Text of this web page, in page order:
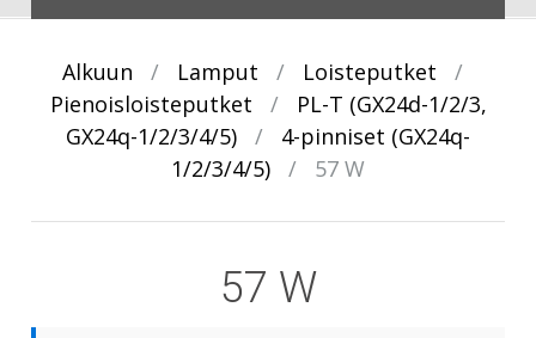
Alkuun / Lamput / Loisteputket
/
Pienoisloisteputket
/
PL-T (GX24d-1/2/3,
GX24q-1/2/3/4/5)
/
4-pinniset (GX24q-
1/2/3/4/5)
/ 57 W
57 W